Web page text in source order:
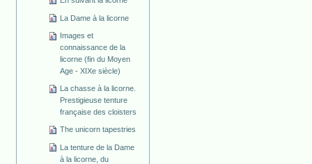
La Dame à la licorne
Images et
connaissance de la
licorne (fin du Moyen
Age - XIXe siècle)
La chasse à la licorne.
Prestigieuse tenture
française des cloisters
The unicorn tapestries
La tenture de la Dame
à la licorne, du